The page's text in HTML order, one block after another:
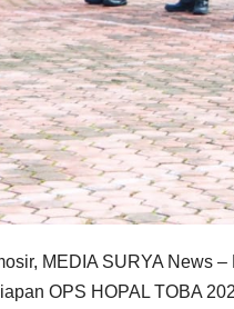
MEDIA SURYA News
OPS HOPAL TOBA